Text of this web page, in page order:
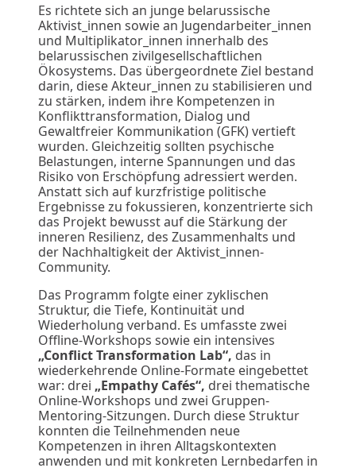
Es richtete sich an junge belarussische
Aktivist_innen sowie an Jugendarbeiter_innen
und Multiplikator_innen innerhalb des
belarussischen zivilgesellschaftlichen
Ökosystems. Das übergeordnete Ziel bestand
darin, diese Akteur_innen zu stabilisieren und
zu stärken, indem ihre Kompetenzen in
Konflikttransformation, Dialog und
Gewaltfreier Kommunikation (GFK) vertieft
wurden. Gleichzeitig sollten psychische
Belastungen, interne Spannungen und das
Risiko von Erschöpfung adressiert werden.
Anstatt sich auf kurzfristige politische
Ergebnisse zu fokussieren, konzentrierte sich
das Projekt bewusst auf die Stärkung der
inneren Resilienz, des Zusammenhalts und
der Nachhaltigkeit der Aktivist_innen-
Community.
Das Programm folgte einer zyklischen
Struktur, die Tiefe, Kontinuität und
Wiederholung verband. Es umfasste zwei
Offline-Workshops sowie ein intensives
„Conflict Transformation Lab“, das in
wiederkehrende Online-Formate eingebettet
war: drei „Empathy Cafés“, drei thematische
Online-Workshops und zwei Gruppen-
Mentoring-Sitzungen. Durch diese Struktur
konnten die Teilnehmenden neue
Kompetenzen in ihren Alltagskontexten
anwenden und mit konkreten Lernbedarfen in